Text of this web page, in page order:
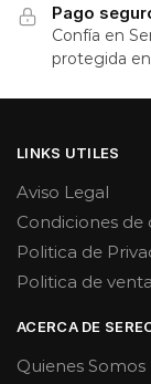
Pago
Confía en
protegida
LINKS UTILES
Aviso Legal
Condiciones de
Politica de
Politica de
ACERCA DE
Quienes Somos